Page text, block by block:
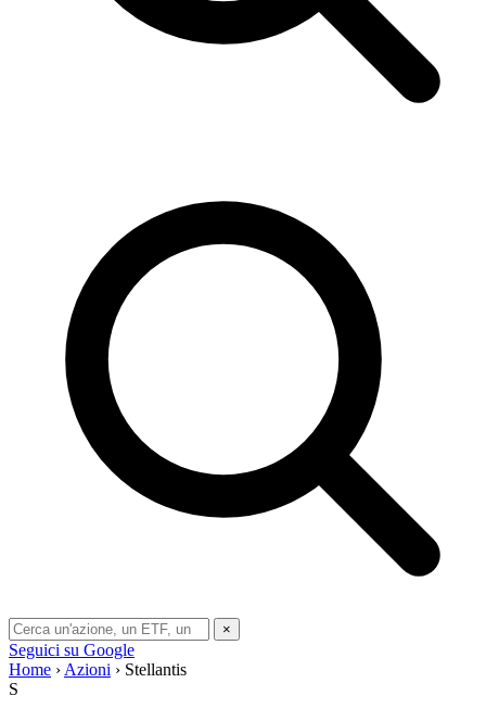
×
Seguici su Google
Home › Azioni › Stellantis
S